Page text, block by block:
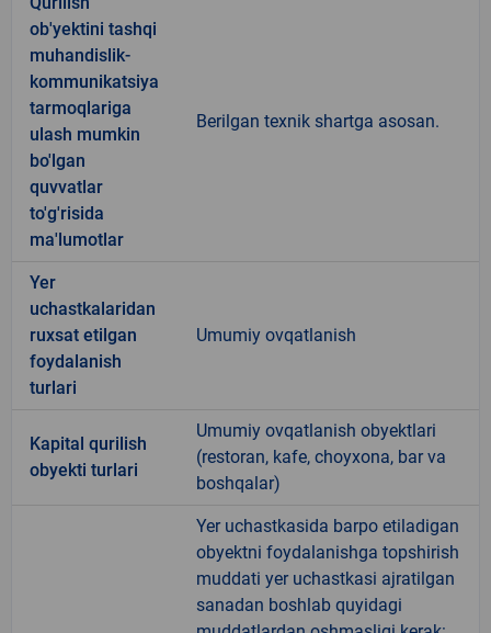
ob'yektini tashqi
muhandislik-
kommunikatsiya
tarmoqlariga
ulash mumkin
bo'lgan
quvvatlar
to'g'risida
ma'lumotlar
Berilgan texnik shartga asosan.
Yer
uchastkalaridan
ruxsat etilgan
foydalanish
turlari
Umumiy ovqatlanish
Kapital qurilish
obyekti turlari
Umumiy ovqatlanish obyektlari
(restoran, kafe, choyxona, bar va
boshqalar)
Yer uchastkasida barpo etiladigan
obyektni foydalanishga topshirish
muddati yer uchastkasi ajratilgan
sanadan boshlab quyidagi